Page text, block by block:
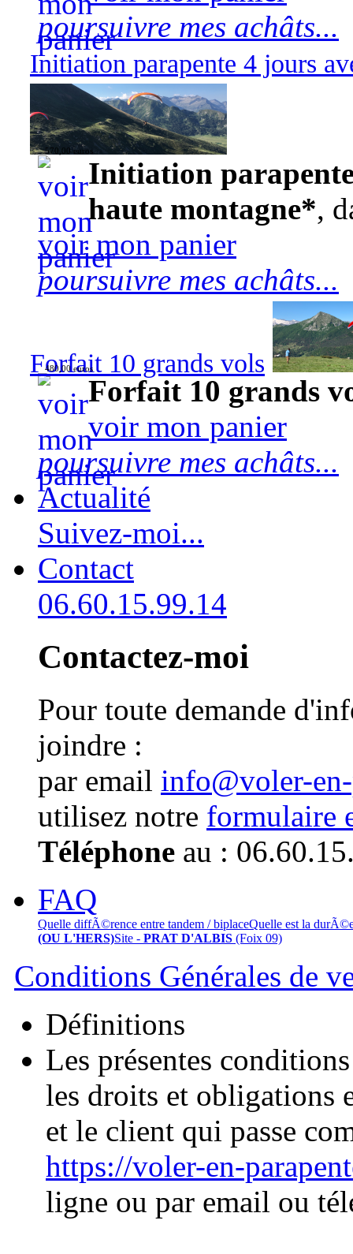
poursuivre mes achâts...
Initiation parapente 4 jours
570,00 euros
Initiation
haute montagne*,
voir mon panier
poursuivre mes achâts...
Forfait 10 grands vols
480,00 euros
Forfait 10 grands
voir mon panier
poursuivre mes achâts...
Actualité
Suivez-moi...
Contact
06.60.15.99.14
Contactez-moi
Pour toute demande
joindre :
par email info@voler-
utilisez notre formulaire
Téléphone au :
FAQ
Quelle diffÃ©rence entre tandem / biplaceQuelle est la
(OU L'HERS)Site - PRAT D'ALBIS (Foix 09)
Conditions Générales de
Définitions
Les présentes
les droits et obligations
et le client qui passe
https://voler-en-
ligne ou par email ou